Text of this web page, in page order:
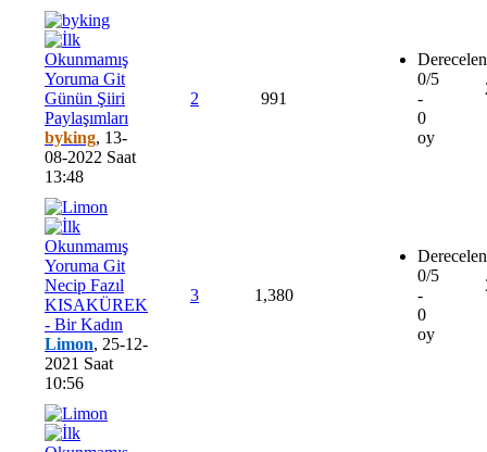
Günün Şiiri
Paylaşımları
byking, 13-
08-2022 Saat
13:48
2 991
0/5
-
0
oy
Necip Fazıl
KISAKÜREK
- Bir Kadın
Limon, 25-12-
2021 Saat
10:56
3 1,380
0/5
-
0
oy